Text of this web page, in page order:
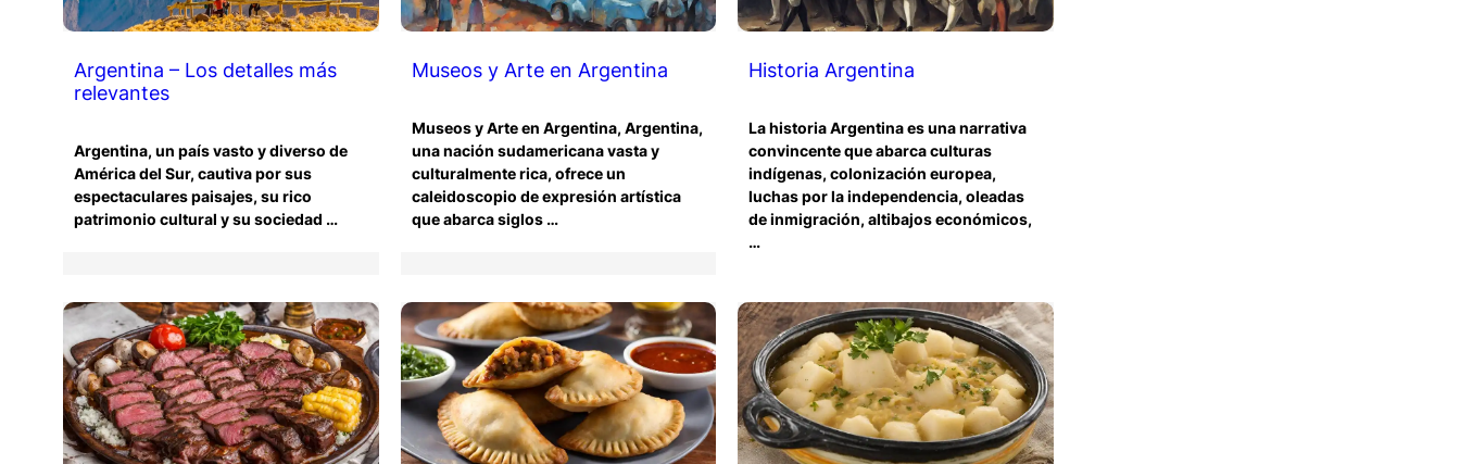
Argentina – Los detalles más
relevantes
Argentina, un país vasto y diverso de
América del Sur, cautiva por sus
espectaculares paisajes, su rico
patrimonio cultural y su sociedad …
Museos y Arte en Argentina
Museos y Arte en Argentina, Argentina,
una nación sudamericana vasta y
culturalmente rica, ofrece un
caleidoscopio de expresión artística
que abarca siglos …
Historia Argentina
La historia Argentina es una narrativa
convincente que abarca culturas
indígenas, colonización europea,
luchas por la independencia, oleadas
de inmigración, altibajos económicos,
…